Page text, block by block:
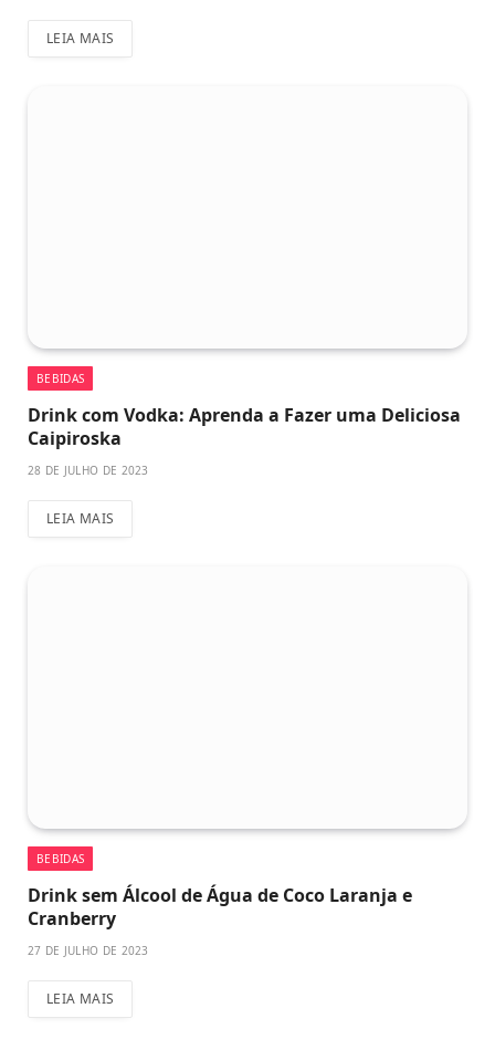
LEIA MAIS
BEBIDAS
Drink com Vodka: Aprenda a Fazer uma Deliciosa
Caipiroska
28 DE JULHO DE 2023
LEIA MAIS
BEBIDAS
Drink sem Álcool de Água de Coco Laranja e
Cranberry
27 DE JULHO DE 2023
LEIA MAIS